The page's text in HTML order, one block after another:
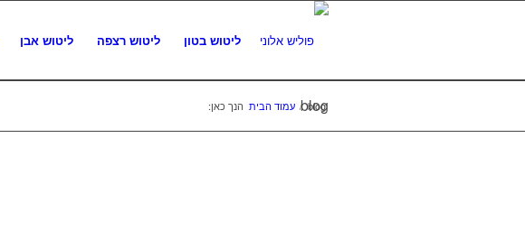
ליטוש אבן ליטוש רצפה ליטוש בטון
blog הנך כאן: עמוד הבית / blog